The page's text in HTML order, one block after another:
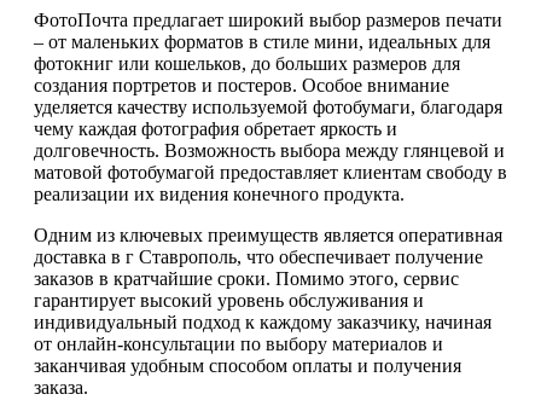
ФотоПочта предлагает широкий выбор размеров печати
– от маленьких форматов в стиле мини, идеальных для
фотокниг или кошельков, до больших размеров для
создания портретов и постеров. Особое внимание
уделяется качеству используемой фотобумаги, благодаря
чему каждая фотография обретает яркость и
долговечность. Возможность выбора между глянцевой и
матовой фотобумагой предоставляет клиентам свободу в
реализации их видения конечного продукта.
Одним из ключевых преимуществ является оперативная
доставка в г Ставрополь, что обеспечивает получение
заказов в кратчайшие сроки. Помимо этого, сервис
гарантирует высокий уровень обслуживания и
индивидуальный подход к каждому заказчику, начиная
от онлайн-консультации по выбору материалов и
заканчивая удобным способом оплаты и получения
заказа.